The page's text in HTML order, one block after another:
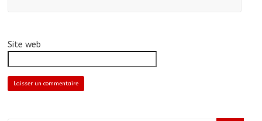
Site web